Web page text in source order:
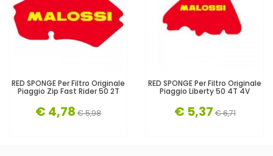
RED SPONGE Per Filtro Originale
Piaggio Zip Fast Rider 50 2T
€ 4,78 € 5,98
RED SPONGE Per Filtro Originale
Piaggio Liberty 50 4T 4V
€ 5,37 € 6,71